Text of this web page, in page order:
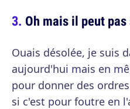
Oh mais il peut
Ouais désolée, je suis
aujourd'hui mais en
pour donner des
si c'est pour foutre en